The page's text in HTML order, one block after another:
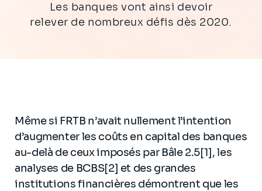
Les banques vont ainsi devoir
relever de nombreux défis dès 2020.
Même si FRTB n’avait nullement l’intention
d’augmenter les coûts en capital des banques
au-delà de ceux imposés par Bâle 2.5[1], les
analyses de BCBS[2] et des grandes
institutions financières démontrent que les